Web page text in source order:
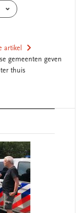
artikel
gemeenten geven
thuis